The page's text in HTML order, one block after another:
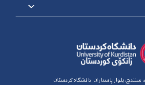
سنندج، بلوار پاسداران، دانشگاه کردستان